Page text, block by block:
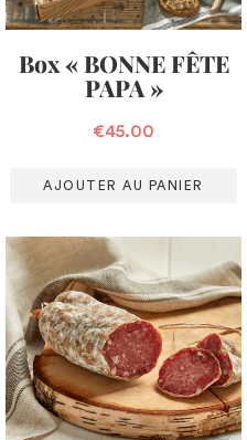
Box « BONNE FÊTE
PAPA »
€45.00
AJOUTER AU PANIER